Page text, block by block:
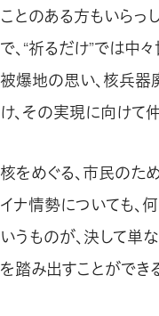
ことのある方もいらっ
で、“祈るだけ”では中
被爆地の思い、核兵器
け、その実現に向けて
核をめぐる、市民のた
イナ情勢についても、
いうものが、決して単
を踏み出すことができ